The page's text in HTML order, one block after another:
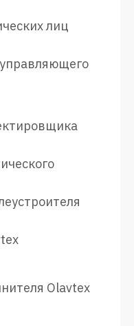
лиц
Olavtex